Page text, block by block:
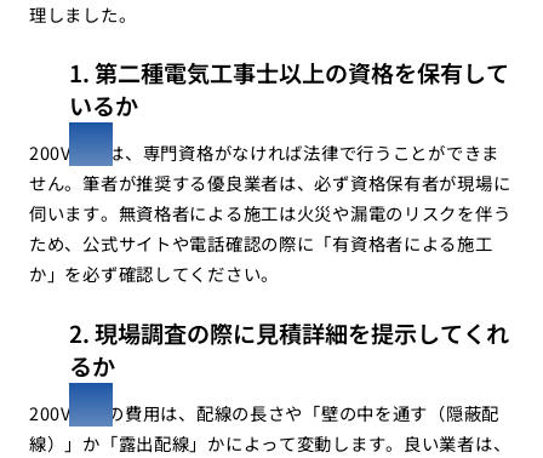
理しました。
1. 第二種電気工事士以上の資格を保有して
いるか
200V工事は、専門資格がなければ法律で行うことができま
せん。筆者が推奨する優良業者は、必ず資格保有者が現場に
伺います。無資格者による施工は火災や漏電のリスクを伴う
ため、公式サイトや電話確認の際に「有資格者による施工
か」を必ず確認してください。
2. 現場調査の際に見積詳細を提示してくれ
るか
200V工事の費用は、配線の長さや「壁の中を通す（隠蔽配
線）」か「露出配線」かによって変動します。良い業者は、